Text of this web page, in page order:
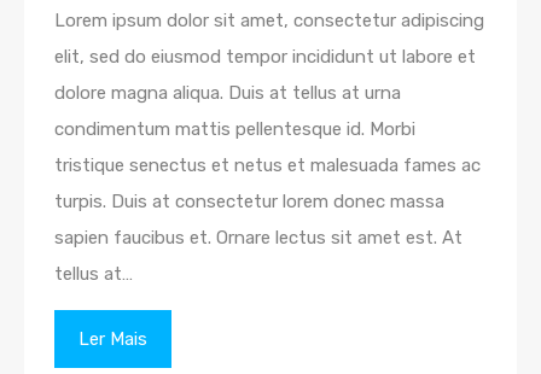
Lorem ipsum dolor sit amet, consectetur adipiscing
elit, sed do eiusmod tempor incididunt ut labore et
dolore magna aliqua. Duis at tellus at urna
condimentum mattis pellentesque id. Morbi
tristique senectus et netus et malesuada fames ac
turpis. Duis at consectetur lorem donec massa
sapien faucibus et. Ornare lectus sit amet est. At
tellus at…
Ler Mais